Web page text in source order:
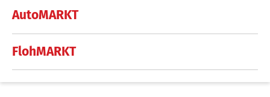
AutoMARKT
FlohMARKT